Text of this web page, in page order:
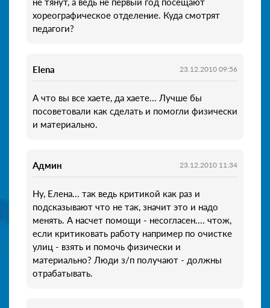
хореографическое отделение. Куда смотрят
педагоги?
Elena 23.12.2010 09:56
А что вы все хаете, да хаете... Лучше бы
посоветовали как сделать и помогли физически
и материально.
Админ 23.12.2010 11:34
Ну, Елена... так ведь критикой как раз и
подсказывают что не так, значит это и надо
менять. А насчет помощи - несогласен.... чтож,
если критиковать работу например по очистке
улиц - взять и помочь физически и
материально? Люди з/п получают - должны
отрабатывать.